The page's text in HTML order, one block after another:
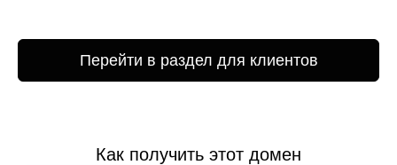
Перейти в раздел для клиентов
Как получить этот домен